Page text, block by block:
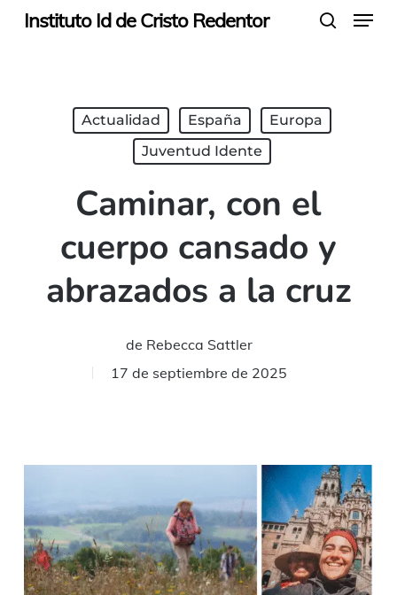
SkipInstituto Id de Cristo Redentor Menu
Actualidad España
Europa
Juventud Idente
Caminar, con el
cuerpo cansado y
abrazados a la cruz
de Rebecca Sattler
17 de septiembre de 2025